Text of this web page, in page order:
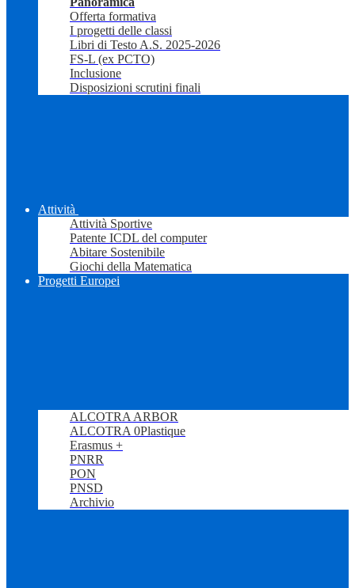
Offerta formativa
I progetti delle classi
Libri di Testo A.S. 2025-2026
FS-L (ex PCTO)
Inclusione
Disposizioni scrutini finali
Attività
Attività Sportive
Patente ICDL del computer
Abitare Sostenibile
Giochi della Matematica
Progetti Europei
ALCOTRA ARBOR
ALCOTRA 0Plastique
Erasmus +
PNRR
PON
PNSD
Archivio